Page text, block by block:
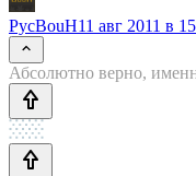
PycBouH11 авг 2011 в
Абсолютно верно,